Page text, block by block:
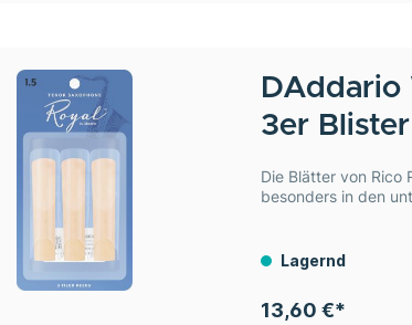
3er Blister
Die Blätter von
besonders in den
Lagernd
13,60 €*